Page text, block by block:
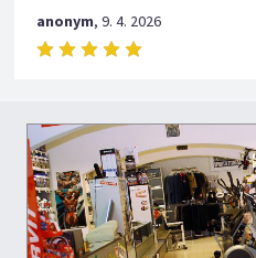
anonym,9. 4. 2026